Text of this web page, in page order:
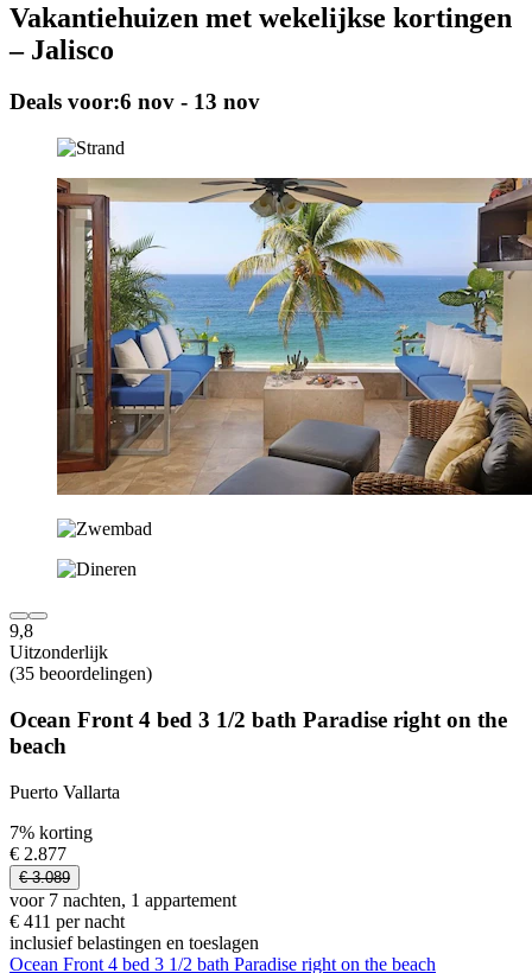
Vakantiehuizen met wekelijkse kortingen
– Jalisco
Deals voor:6 nov - 13 nov
9,8
Uitzonderlijk
(35 beoordelingen)
Ocean Front 4 bed 3 1/2 bath Paradise right on the
beach
Puerto Vallarta
7% korting
€ 2.877
€ 3.089
voor 7 nachten, 1 appartement
€ 411 per nacht
inclusief belastingen en toeslagen
Ocean Front 4 bed 3 1/2 bath Paradise right on the beach